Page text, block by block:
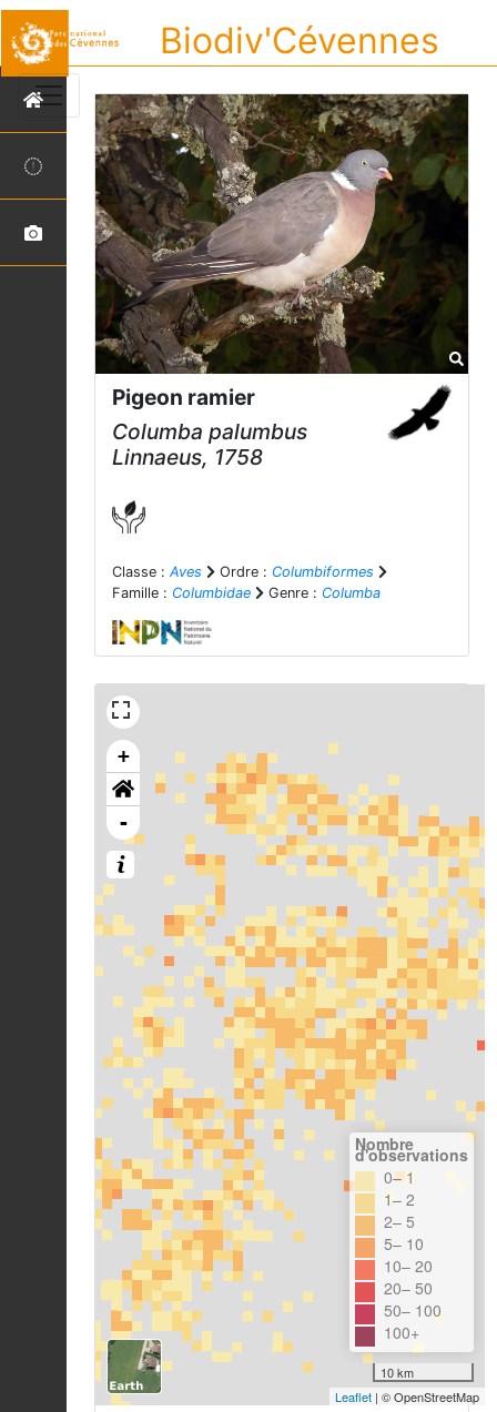
Biodiv'Cévennes
Pigeon ramier
Columba palumbus
Linnaeus, 1758
Classe : Aves Ordre : Columbiformes
Famille : Columbidae Genre : Columba
+
-
Nombre
d'observations
0– 1
1– 2
2– 5
5– 10
10– 20
20– 50
50– 100
100+
10 km
Leaflet | © OpenStreetMap